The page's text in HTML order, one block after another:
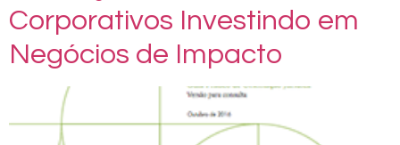
Corporativos Investindo em
Negócios de Impacto